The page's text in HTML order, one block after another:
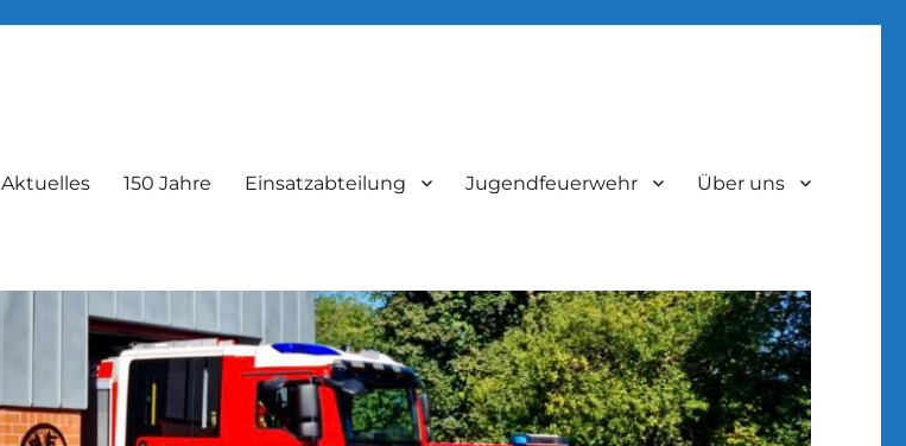
Aktuelles 150 Jahre Einsatzabteilung Jugendfeuerwehr Über uns